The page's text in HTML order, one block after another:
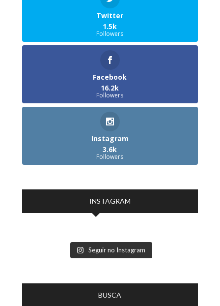
Twitter
1.5k
Followers
Facebook
16.2k
Followers
Instagram
3.6k
Followers
INSTAGRAM
Seguir no Instagram
BUSCA